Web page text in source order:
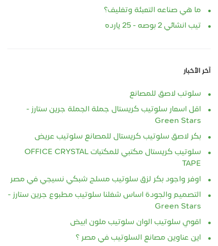
ما هي صناعه التعبئة وتغليف؟
تيب انشائي 2 بوصه - 25 يارده
آخر الأخبار
سلوتب لاصق للمصانع
اقل اسعار سلوتيب كريستال جملة الجملة جرين ستارز -
Green Stars
بكر لاصق سلوتيب كريستال للمصانع سلوتيب عريض
سلوتيب كريستال مكتبي للمكتبات OFFICE CRYSTAL
TAPE
اوفر واجود بكر لزق سلوتيب مسلح شبكي نسيجي في مصر
التصميم والجودة اساس شغلنا سلوتيب مطبوع جرين ستارز -
Green Stars
اقوي سلوتيب الوان سلوتيب ملون ابيض
اين عناوين مصانع السلوتيب في مصر ؟